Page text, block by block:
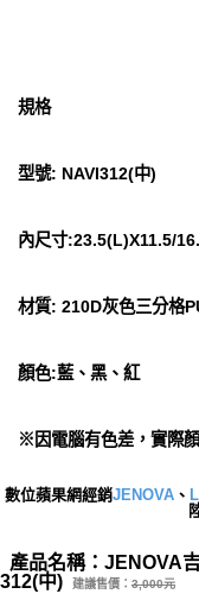
規格
型號: NAVI312(中)
內尺寸:23.5(L)X11.5/
材質: 210D灰色三分格
顏色:藍、黑、紅
※因電腦有色差，實際
數位蘋果網經銷JENOVA 、
產品名稱：JENOVA
312(中)
建議售價： 3,000元